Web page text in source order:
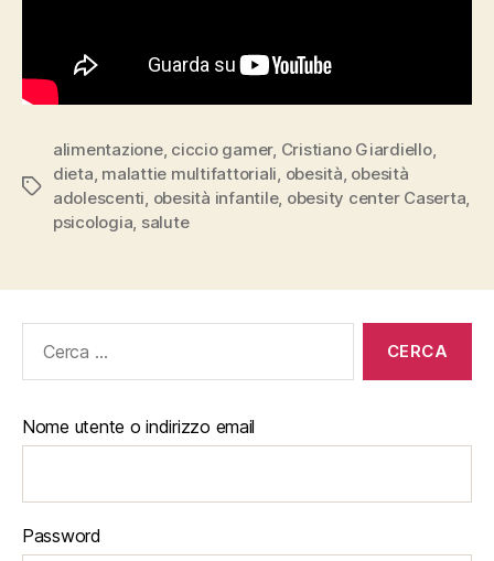
Tag
alimentazione, ciccio gamer, Cristiano Giardiello,
dieta, malattie multifattoriali, obesità, obesità
adolescenti, obesità infantile, obesity center Caserta,
psicologia, salute
Nome utente o indirizzo email
Password